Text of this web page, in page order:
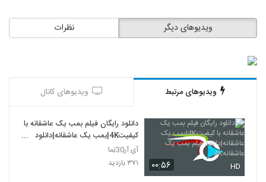
نظرات ویدیوهای دیگر
ویدیوهای مرتبط ویدیوهای کانال
۰۰:۵۶ HD
دانلود رایگان فیلم بمب یک عاشقانه با
کیفیت4K|بمب یک عاشقانه|دانلود
فیلم بمب یک عاشقانه4K
آی آر30نِما
۳۷۱ بازدید